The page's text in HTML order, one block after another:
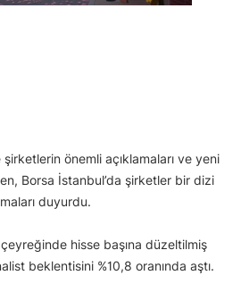
önemli açıklamaları ve yeni
Borsa İstanbul’da şirketler bir dizi
duyurdu.
çeyreğinde hisse başına düzeltilmiş
beklentisini %10,8 oranında aştı.